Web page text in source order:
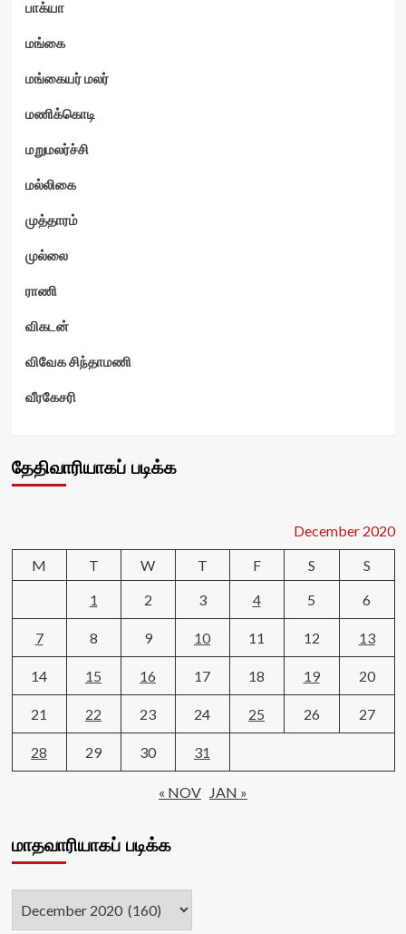
பாக்யா
மங்கை
மங்கையர் மலர்
மணிக்கொடி
மறுமலர்ச்சி
மல்லிகை
முத்தாரம்
முல்லை
ராணி
விகடன்
விவேக சிந்தாமணி
வீரகேசரி
தேதிவாரியாகப் படிக்க
December 2020
M
T W T F S
S
1
2 3 4 5 6
7 8 9 10 11 12 13
14 15 16 17 18 19 20
21 22 23 24 25 26 27
28 29 30 31
« NOV JAN »
மாதவாரியாகப் படிக்க